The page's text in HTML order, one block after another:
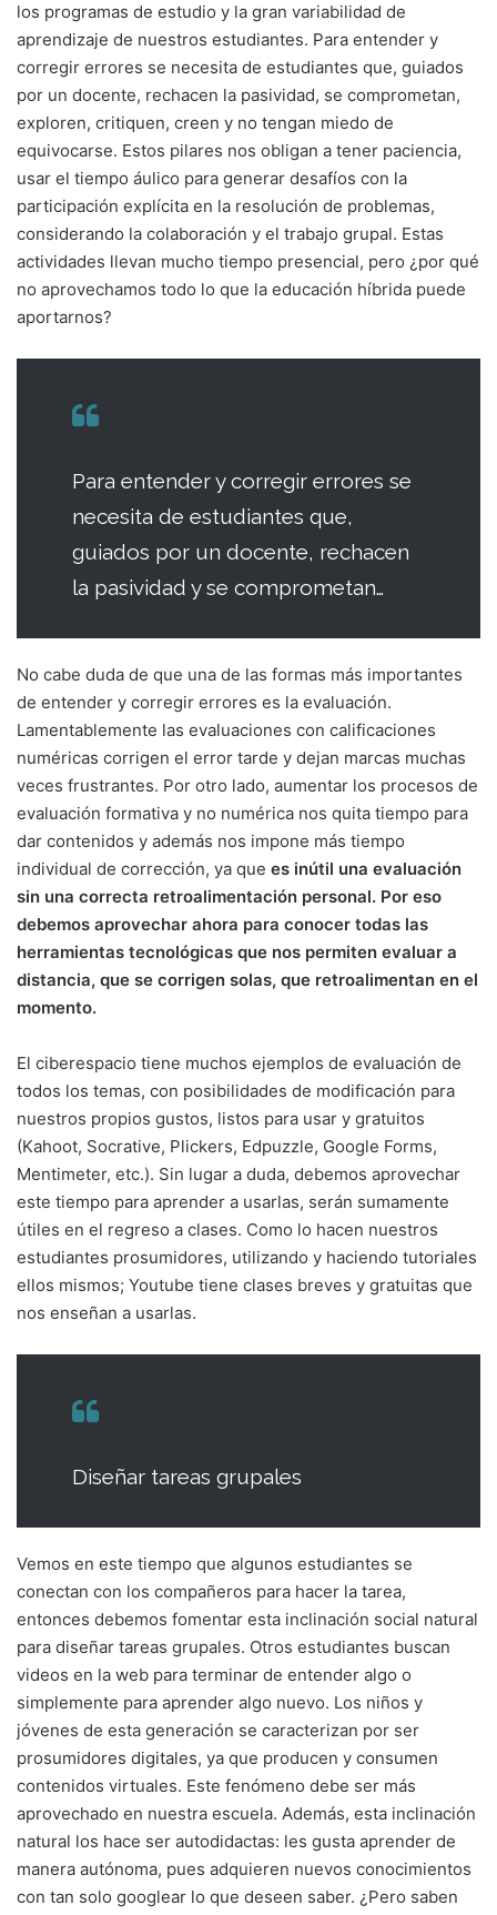
los programas de estudio y la gran variabilidad de
aprendizaje de nuestros estudiantes. Para entender y
corregir errores se necesita de estudiantes que, guiados
por un docente, rechacen la pasividad, se comprometan,
exploren, critiquen, creen y no tengan miedo de
equivocarse. Estos pilares nos obligan a tener paciencia,
usar el tiempo áulico para generar desafíos con la
participación explícita en la resolución de problemas,
considerando la colaboración y el trabajo grupal. Estas
actividades llevan mucho tiempo presencial, pero ¿por qué
no aprovechamos todo lo que la educación híbrida puede
aportarnos?
Para entender y corregir errores se
necesita de estudiantes que,
guiados por un docente, rechacen
la pasividad y se comprometan…
No cabe duda de que una de las formas más importantes
de entender y corregir errores es la evaluación.
Lamentablemente las evaluaciones con calificaciones
numéricas corrigen el error tarde y dejan marcas muchas
veces frustrantes. Por otro lado, aumentar los procesos de
evaluación formativa y no numérica nos quita tiempo para
dar contenidos y además nos impone más tiempo
individual de corrección, ya que es inútil una evaluación
sin una correcta retroalimentación personal. Por eso
debemos aprovechar ahora para conocer todas las
herramientas tecnológicas que nos permiten evaluar a
distancia, que se corrigen solas, que retroalimentan en el
momento.
El ciberespacio tiene muchos ejemplos de evaluación de
todos los temas, con posibilidades de modificación para
nuestros propios gustos, listos para usar y gratuitos
(Kahoot, Socrative, Plickers, Edpuzzle, Google Forms,
Mentimeter, etc.). Sin lugar a duda, debemos aprovechar
este tiempo para aprender a usarlas, serán sumamente
útiles en el regreso a clases. Como lo hacen nuestros
estudiantes prosumidores, utilizando y haciendo tutoriales
ellos mismos; Youtube tiene clases breves y gratuitas que
nos enseñan a usarlas.
Diseñar tareas grupales
Vemos en este tiempo que algunos estudiantes se
conectan con los compañeros para hacer la tarea,
entonces debemos fomentar esta inclinación social natural
para diseñar tareas grupales. Otros estudiantes buscan
videos en la web para terminar de entender algo o
simplemente para aprender algo nuevo. Los niños y
jóvenes de esta generación se caracterizan por ser
prosumidores digitales, ya que producen y consumen
contenidos virtuales. Este fenómeno debe ser más
aprovechado en nuestra escuela. Además, esta inclinación
natural los hace ser autodidactas: les gusta aprender de
manera autónoma, pues adquieren nuevos conocimientos
con tan solo googlear lo que deseen saber. ¿Pero saben